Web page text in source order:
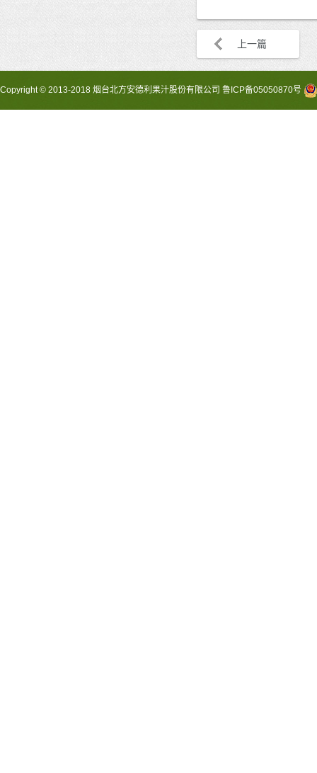
上一篇
Copyright © 2013-2018 烟台北方安德利果汁股份有限公司 鲁ICP备05050870号